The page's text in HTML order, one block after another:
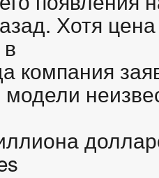
Хотя
компания